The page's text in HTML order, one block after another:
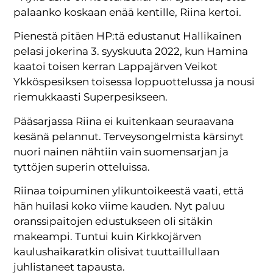
palaanko koskaan enää kentille, Riina kertoi.
Pienestä pitäen HP:tä edustanut Hallikainen
pelasi jokerina 3. syyskuuta 2022, kun Hamina
kaatoi toisen kerran Lappajärven Veikot
Ykköspesiksen toisessa loppuottelussa ja nousi
riemukkaasti Superpesikseen.
Pääsarjassa Riina ei kuitenkaan seuraavana
kesänä pelannut. Terveysongelmista kärsinyt
nuori nainen nähtiin vain suomensarjan ja
tyttöjen superin otteluissa.
Riinaa toipuminen ylikuntoikeestä vaati, että
hän huilasi koko viime kauden. Nyt paluu
oranssipaitojen edustukseen oli sitäkin
makeampi. Tuntui kuin Kirkkojärven
kaulushaikaratkin olisivat tuuttaillullaan
juhlistaneet tapausta.